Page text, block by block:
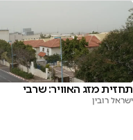
תחזית מזג האוויר: שרבי
ישראל רובין